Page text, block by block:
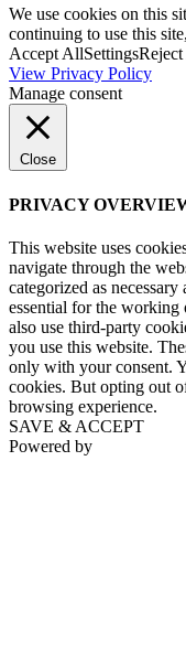
We use cookies on this
continuing to use this
Accept AllSettings
View Privacy Policy
Manage consent
Close
PRIVACY
This website uses
navigate through the
categorized as
essential for the working
also use third-party
you use this website.
only with your consent.
cookies. But opting out
browsing experience.
SAVE & ACCEPT
Powered by